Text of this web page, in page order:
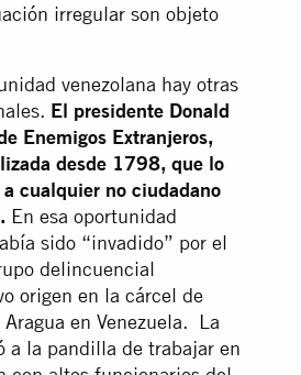
irregular son objeto
venezolana hay otras
El presidente Donald
Enemigos Extranjeros,
desde 1798, que lo
cualquier no ciudadano
En esa oportunidad
sido “invadido” por el
delincuencial
origen en la cárcel de
en Venezuela. La
a la pandilla de trabajar en